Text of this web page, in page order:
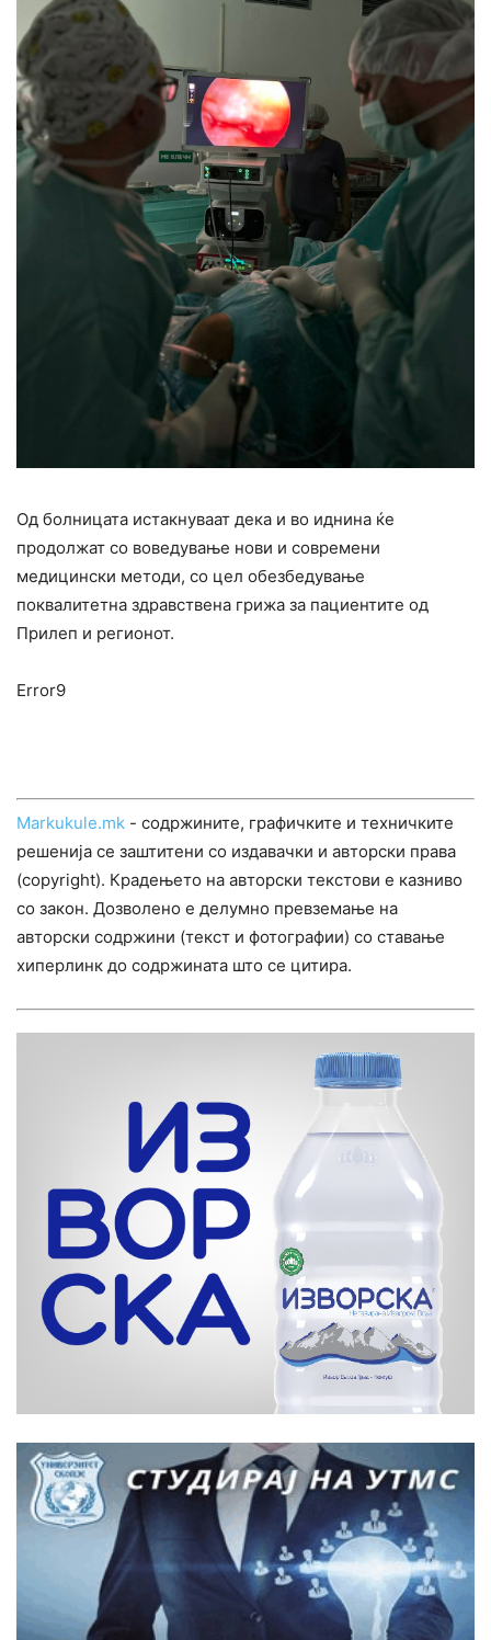
Од болницата истакнуваат дека и во иднина ќе
продолжат со воведување нови и современи
медицински методи, со цел обезбедување
поквалитетна здравствена грижа за пациентите од
Прилеп и регионот.
Error9
Markukule.mk - содржините, графичките и техничките
решенија се заштитени со издавачки и авторски права
(copyright). Крадењето на авторски текстови е казниво
со закон. Дозволено е делумно превземање на
авторски содржини (текст и фотографии) со ставање
хиперлинк до содржината што се цитира.